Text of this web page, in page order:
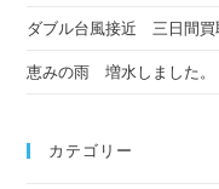
ダブル台風接近 三日間買
恵みの雨 増水しました。
カテゴリー